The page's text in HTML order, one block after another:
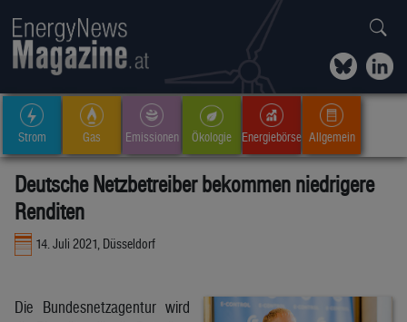
Strom Gas Emissionen Ökologie Energiebörse Allgemein
Deutsche Netzbetreiber bekommen niedrigere
Renditen
14. Juli 2021, Düsseldorf
Die Bundesnetzagentur wird